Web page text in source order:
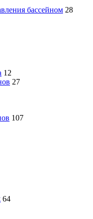
бассейном 28
12
27
107
64